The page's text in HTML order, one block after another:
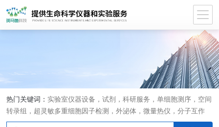
热门关键词： 实验室仪器设备，试剂，科研服务，单细胞测序，空间
转录组，超灵敏多重细胞因子检测，外泌体，微量热仪，分子互作
仪，活细胞成像